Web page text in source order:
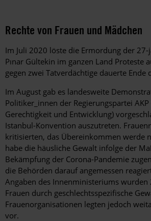
Rechte von Frauen und Mädchen
Im Juli 2020 löste die Ermordung der
Pınar Gültekin im ganzen Land Proteste
gegen zwei Tatverdächtige dauerte Ende
Im August gab es landesweite
Politiker_innen der Regierungspartei
Gerechtigkeit und Entwicklung)
Istanbul-Konvention auszutreten.
kritisierten, das Übereinkommen werde
habe die häusliche Gewalt infolge der
Bekämpfung der Corona-Pandemie
die Behörden darauf angemessen
Angaben des Innenministeriums wurden
Frauen durch geschlechtsspezifische
Frauenorganisationen legten jedoch
vor.